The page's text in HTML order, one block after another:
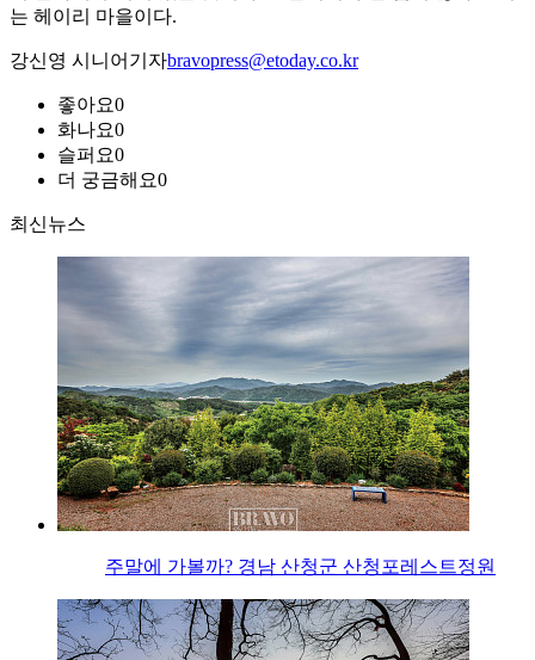
는 헤이리 마을이다.
강신영 시니어기자bravopress@etoday.co.kr
좋아요0
화나요0
슬퍼요0
더 궁금해요0
최신뉴스
주말에 가볼까? 경남 산청군 산청포레스트정원